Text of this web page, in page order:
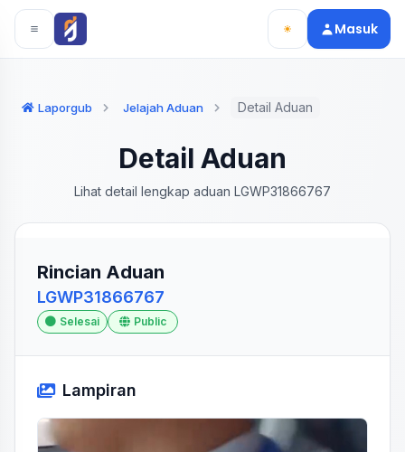
Langsung ke konten utama
Langsung ke navigasi
Masuk
Laporgub Jelajah Aduan Detail Aduan
Detail Aduan
Lihat detail lengkap aduan LGWP31866767
Rincian Aduan
LGWP31866767
Selesai Public
Lampiran